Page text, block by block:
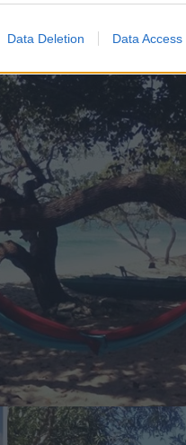
Data Deletion Data Access